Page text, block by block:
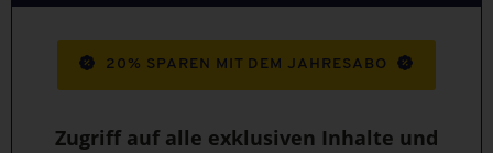
20% SPAREN MIT DEM JAHRESABO
Zugriff auf alle exklusiven Inhalte und